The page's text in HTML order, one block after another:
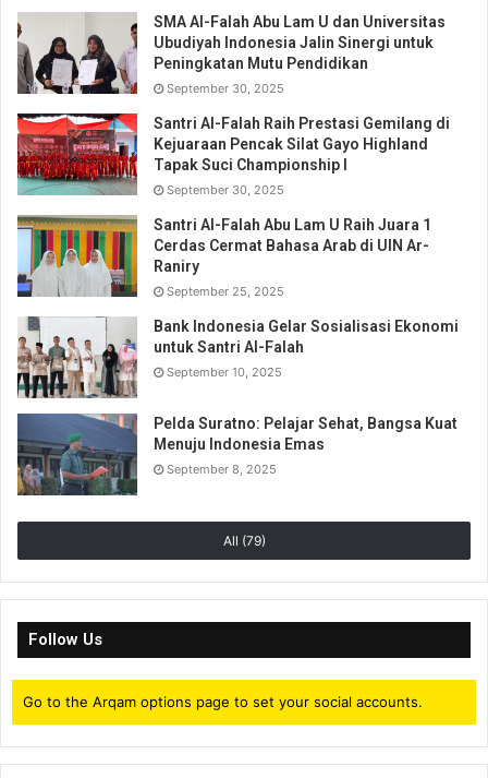
SMA Al-Falah Abu Lam U dan Universitas
Ubudiyah Indonesia Jalin Sinergi untuk
Peningkatan Mutu Pendidikan
September 30, 2025
Santri Al-Falah Raih Prestasi Gemilang di
Kejuaraan Pencak Silat Gayo Highland
Tapak Suci Championship I
September 30, 2025
Santri Al-Falah Abu Lam U Raih Juara 1
Cerdas Cermat Bahasa Arab di UIN Ar-
Raniry
September 25, 2025
Bank Indonesia Gelar Sosialisasi Ekonomi
untuk Santri Al-Falah
September 10, 2025
Pelda Suratno: Pelajar Sehat, Bangsa Kuat
Menuju Indonesia Emas
September 8, 2025
All (79)
Follow Us
Go to the Arqam options page to set your social accounts.